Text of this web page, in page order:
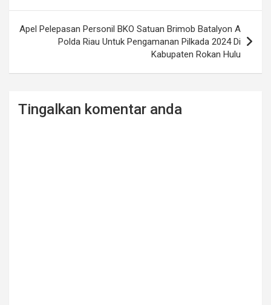
Apel Pelepasan Personil BKO Satuan Brimob Batalyon A
Polda Riau Untuk Pengamanan Pilkada 2024 Di
Kabupaten Rokan Hulu
Tingalkan komentar anda